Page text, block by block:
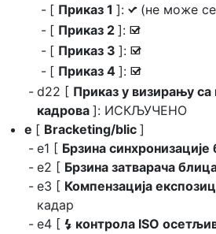
[ Приказ 1 ]: L (не може
[ Приказ 2 ]: M
[ Приказ 3 ]: M
[ Приказ 4 ]: M
d22 [ Приказ у визирању
кадрова ]: ИСКЉУЧЕНО
e [ Bracketing/blic ]
e1 [ Брзина синхронизације
e2 [ Брзина затварача
e3 [ Компензација
кадар
e4 [ c контрола ISO